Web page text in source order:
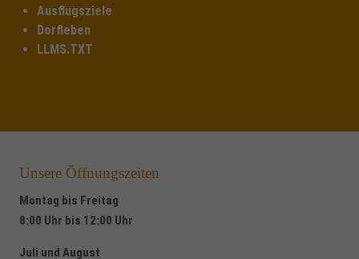
Ausflugsziele
Dorfleben
LLMS.TXT
Unsere Öffnungszeiten
Montag bis Freitag
8:00 Uhr bis 12:00 Uhr
Juli und August